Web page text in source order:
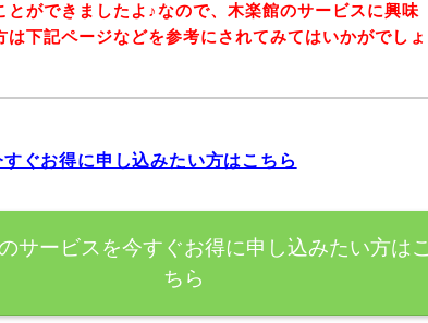
とができましたよ♪なので、木楽館のサービスに興味
は下記ページなどを参考にされてみてはいかがでしょ
ぐお得に申し込みたい方はこちら
サービスを今すぐお得に申し込みたい方はこ
ちら